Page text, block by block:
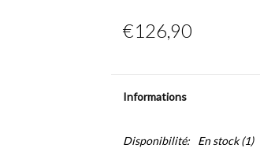
€126,90
Informations
Disponibilité: En stock(1)